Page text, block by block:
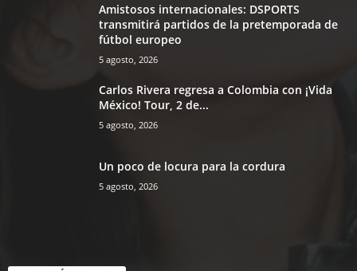
Amistosos internacionales: DSPORTS
transmitirá partidos de la pretemporada de
fútbol europeo
5 agosto, 2026
Carlos Rivera regresa a Colombia con ¡Vida
México! Tour, 2 de...
5 agosto, 2026
Un poco de locura para la cordura
5 agosto, 2026